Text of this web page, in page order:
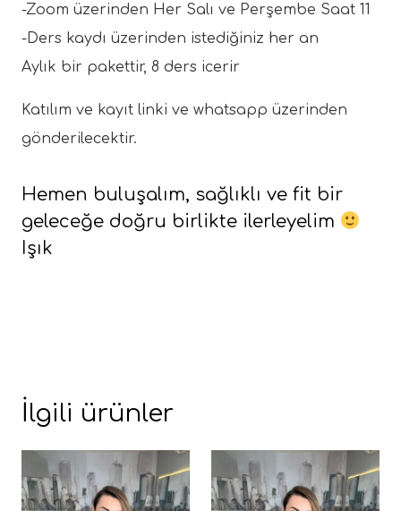
-Zoom üzerinden Her Salı ve Perşembe Saat 11
-Ders kaydı üzerinden istediğiniz her an
Aylık bir pakettir, 8 ders icerir
Katılım ve kayıt linki ve whatsapp üzerinden
gönderilecektir.
Hemen buluşalım, sağlıklı ve fit bir
geleceğe doğru birlikte ilerleyelim
Işık
İlgili ürünler